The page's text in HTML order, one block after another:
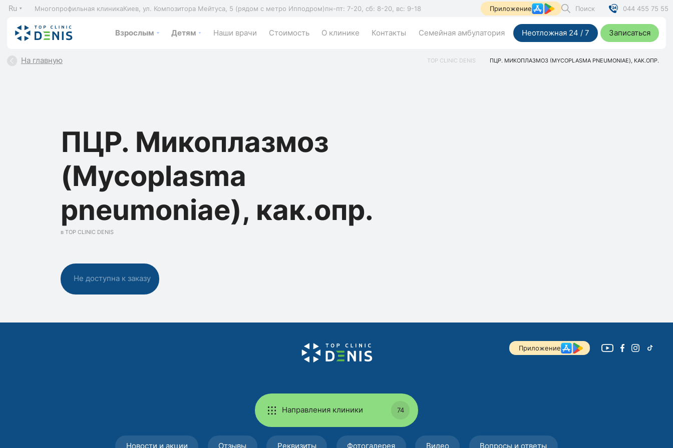
Ru Многопрофильная клиникаКиев, ул. Композитора Мейтуса, 5 (рядом с метро Ипподром)пн-пт: 7-20, сб: 8-20, вс: 9-18 Приложение Поиск 044 455 75 55
Взрослым Детям Наши врачи Стоимость О клинике Контакты Семейная амбулатория Неотложная 24 / 7 Записаться
На главную TOP CLINIC DENIS ПЦР. МИКОПЛАЗМОЗ (MYCOPLASMA PNEUMONIAE), КАК.ОПР.
ПЦР. Микоплазмоз
(Mycoplasma
pneumoniae), как.опр.
в TOP CLINIC DENIS
Не доступна к заказу
Приложение
Направления клиники 74
Новости и акции Отзывы Реквизиты Фотогалерея Видео Вопросы и ответы